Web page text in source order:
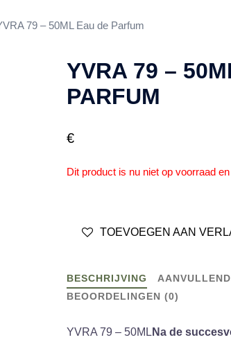
79 – 50ML Eau de Parfum
YVRA 79 –
PARFUM
€
Dit product is nu niet op voorraad
TOEVOEGEN AAN
BESCHRIJVING
BEOORDELINGEN (0)
YVRA 79 – 50ML Na de